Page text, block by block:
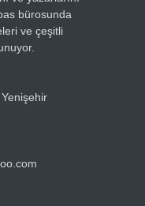
bürosunda
ve çeşitli